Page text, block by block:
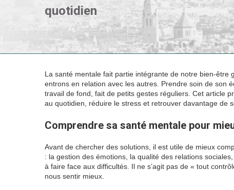
quotidien
La santé mentale fait partie intégrante de notre bien-
entrons en relation avec les autres. Prendre soin de son
travail de fond, fait de petits gestes réguliers. Cet article
au quotidien, réduire le stress et retrouver davantage de
Comprendre sa santé mentale pour
Avant de chercher des solutions, il est utile de mieux
: la gestion des émotions, la qualité des relations
à faire face aux difficultés. Il ne s’agit pas de « tout
nous sentir mieux.